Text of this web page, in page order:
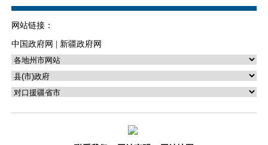
网站链接：
中国政府网 新疆政府网